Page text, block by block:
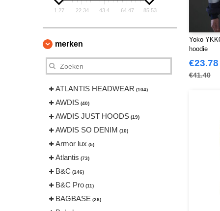
1.27 22.34 43.4 64.47 85.53
merken
ATLANTIS HEADWEAR (104)
AWDIS (40)
AWDIS JUST HOODS (19)
AWDIS SO DENIM (10)
Armor lux (5)
Atlantis (73)
B&C (146)
B&C Pro (11)
BAGBASE (26)
Yoko
hoodie
€23.78
€41.40